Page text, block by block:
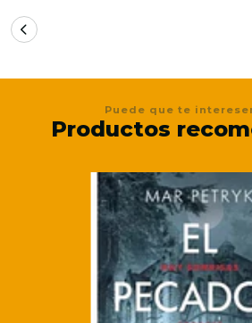
Puede que te
Productos